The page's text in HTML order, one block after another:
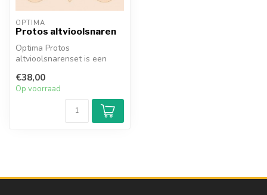
OPTIMA
Protos altvioolsnaren
Optima Protos
altvioolsnarenset is een
beginnende altvioli...
€38,00
Op voorraad